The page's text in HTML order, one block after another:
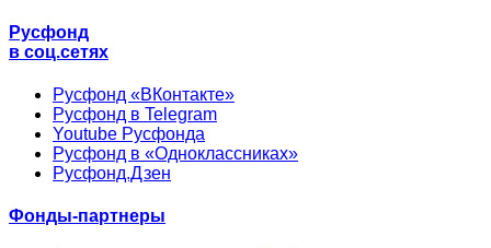
Русфонд
в соц.сетях
Русфонд «ВКонтакте»
Русфонд в Telegram
Youtube Русфонда
Русфонд в «Одноклассниках»
Русфонд.Дзен
Фонды-партнеры